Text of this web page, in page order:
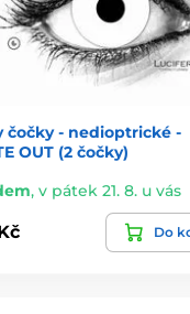
čočky - nedioptrické -
OUT (2 čočky)
, v pátek 21. 8. u vás
Do